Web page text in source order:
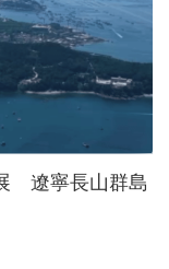
遼寧長山群島